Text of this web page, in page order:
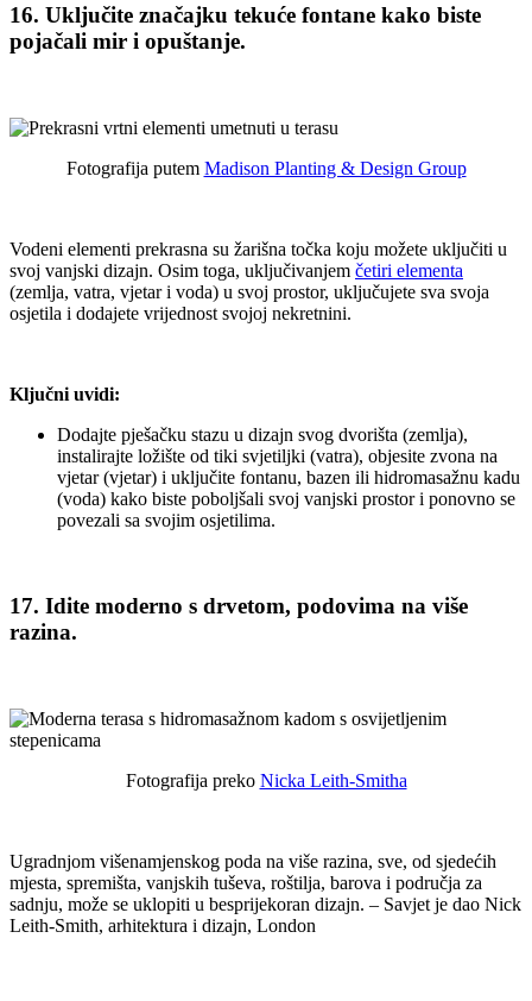
16. Uključite značajku tekuće fontane kako biste
pojačali mir i opuštanje.
Fotografija putem Madison Planting & Design Group
Vodeni elementi prekrasna su žarišna točka koju možete uključiti u
svoj vanjski dizajn. Osim toga, uključivanjem četiri elementa
(zemlja, vatra, vjetar i voda) u svoj prostor, uključujete sva svoja
osjetila i dodajete vrijednost svojoj nekretnini.
Ključni uvidi:
Dodajte pješačku stazu u dizajn svog dvorišta (zemlja),
instalirajte ložište od tiki svjetiljki (vatra), objesite zvona na
vjetar (vjetar) i uključite fontanu, bazen ili hidromasažnu kadu
(voda) kako biste poboljšali svoj vanjski prostor i ponovno se
povezali sa svojim osjetilima.
17. Idite moderno s drvetom, podovima na više
razina.
Fotografija preko Nicka Leith-Smitha
Ugradnjom višenamjenskog poda na više razina, sve, od sjedećih
mjesta, spremišta, vanjskih tuševa, roštilja, barova i područja za
sadnju, može se uklopiti u besprijekoran dizajn. – Savjet je dao Nick
Leith-Smith, arhitektura i dizajn, London